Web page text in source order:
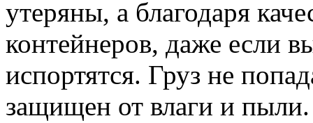
утеряны, а благодаря
контейнеров, даже если
испортятся. Груз не
защищен от влаги и пыли.